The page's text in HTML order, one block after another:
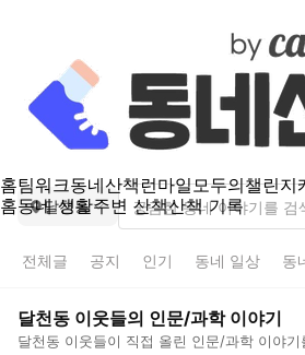
홈팀워크동네산책런마일모두의챌린지
홈동네 생활주변 산책산책 기록
달천동
전체글 공지 인기 동네 일상 동
달천동 이웃들의 인문/과학이야기
달천동 이웃들이 직접 올린 인문/과학 이야기